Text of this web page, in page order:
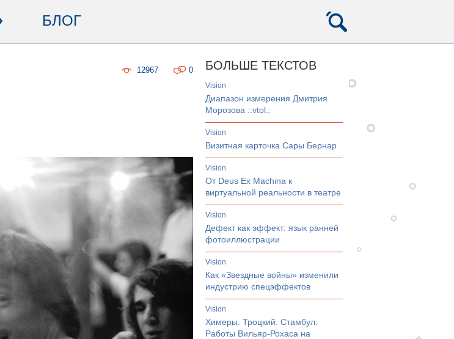
БЛОГ
0
12967 БОЛЬШЕ ТЕКСТОВ
vision
Диапазон измерения Дмитрия
Морозова ::vtol::
vision
Визитная карточка Сары Бернар
vision
От Deus Ex Machina к
виртуальной реальности в театре
vision
Дефект как эффект: язык ранней
фотоиллюстрации
vision
Как «Звездные войны» изменили
индустрию спецэффектов
vision
Химеры. Троцкий. Стамбул.
Работы Вильяр-Рохаса на